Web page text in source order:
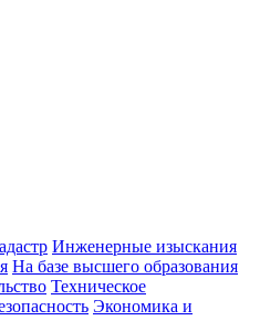
Инженерные изыскания
На базе высшего образования
Техническое
Экономика и